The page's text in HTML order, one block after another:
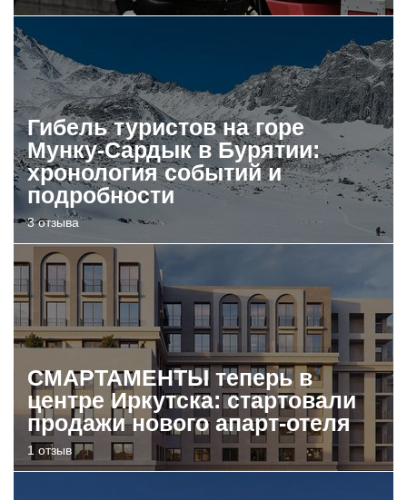
Гибель туристов на горе
Мунку-Сардык в Бурятии:
хронология событий и
подробности
3 отзыва
СМАРТАМЕНТЫ теперь в
центре Иркутска: стартовали
продажи нового апарт-отеля
1 отзыв